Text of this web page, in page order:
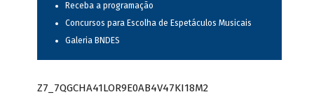
Receba a programação
Concursos para Escolha de Espetáculos Musicais
Galeria BNDES
Z7_7QGCHA41LOR9E0AB4V47KI18M2